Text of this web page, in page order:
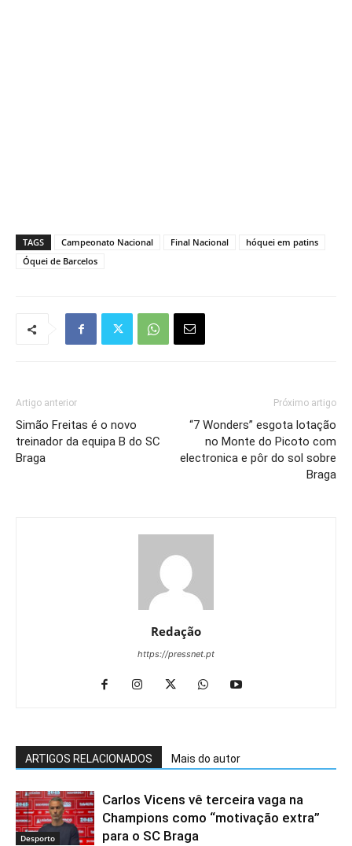
TAGS Campeonato Nacional Final Nacional
hóquei em patins
Óquei de Barcelos
Artigo anterior
Simão Freitas é o novo
treinador da equipa B do SC
Braga
Próximo artigo
“7 Wonders” esgota lotação
no Monte do Picoto com
electronica e pôr do sol sobre
Braga
Redação
https://pressnet.pt
ARTIGOS RELACIONADOS Mais do autor
Desporto
Carlos Vicens vê terceira vaga na
Champions como “motivação extra”
para o SC Braga